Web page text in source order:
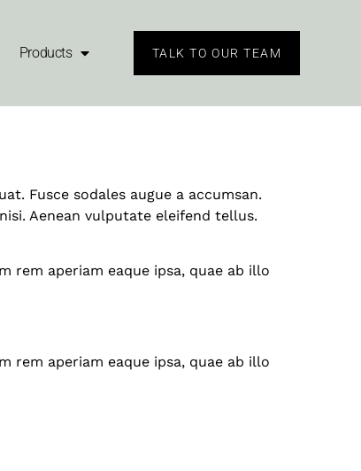
Products TALK TO OUR TEAM
for
Fusce sodales augue a accumsan.
Aenean vulputate eleifend tellus.
rem aperiam eaque ipsa, quae ab illo
rem aperiam eaque ipsa, quae ab illo